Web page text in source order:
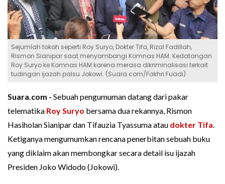
Sejumlah tokoh seperti Roy Suryo, Dokter Tifa, Rizal Fadillah,
Rismon Sianipar saat menyambangi Komnas HAM. Kedatangan
Roy Suryo ke Komnas HAM karena merasa dikriminalisasi terkait
tudingan ijazah palsu Jokowi. (Suara.com/Fakhri Fuadi)
Suara.com - Sebuah pengumuman datang dari pakar
telematika Roy Suryo bersama dua rekannya, Rismon
Hasiholan Sianipar dan Tifauzia Tyassuma atau dokter Tifa.
Ketiganya mengumumkan rencana penerbitan sebuah buku
yang diklaim akan membongkar secara detail isu ijazah
Presiden Joko Widodo (Jokowi).